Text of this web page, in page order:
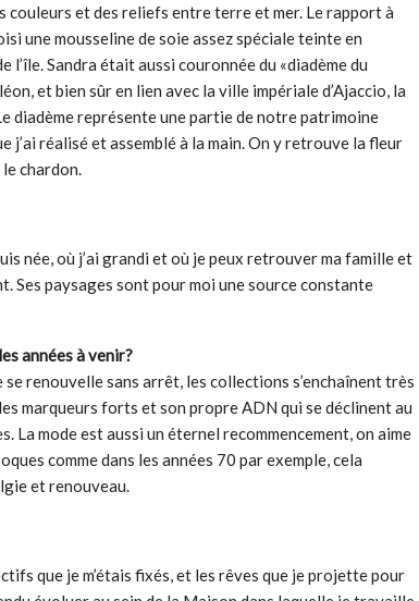
et des reliefs entre terre et mer. Le rapport à
une mousseline de soie assez spéciale teinte en
Sandra était aussi couronnée du «diadème du
et bien sûr en lien avec la ville impériale d’Ajaccio, la
diadème représente une partie de notre patrimoine
j’ai réalisé et assemblé à la main. On y retrouve la fleur
chardon.
née, où j’ai grandi et où je peux retrouver ma famille et
Ses paysages sont pour moi une source constante
années à venir?
renouvelle sans arrêt, les collections s’enchaînent très
marqueurs forts et son propre ADN qui se déclinent au
La mode est aussi un éternel recommencement, on aime
comme dans les années 70 par exemple, cela
et renouveau.
que je m’étais fixés, et les rêves que je projette pour